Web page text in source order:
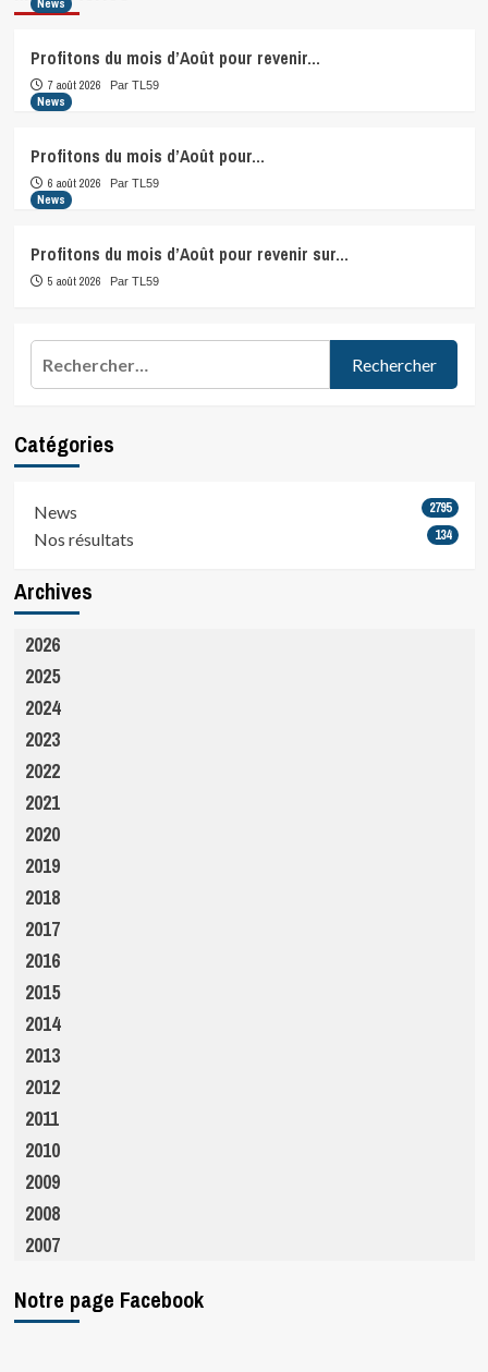
News
Profitons du mois d’Août pour revenir…
7 août 2026 Par TL59
News
Profitons du mois d’Août pour…
6 août 2026 Par TL59
News
Profitons du mois d’Août pour revenir sur…
5 août 2026 Par TL59
Catégories
News 2795
Nos résultats 134
Archives
2026
2025
2024
2023
2022
2021
2020
2019
2018
2017
2016
2015
2014
2013
2012
2011
2010
2009
2008
2007
Notre page Facebook